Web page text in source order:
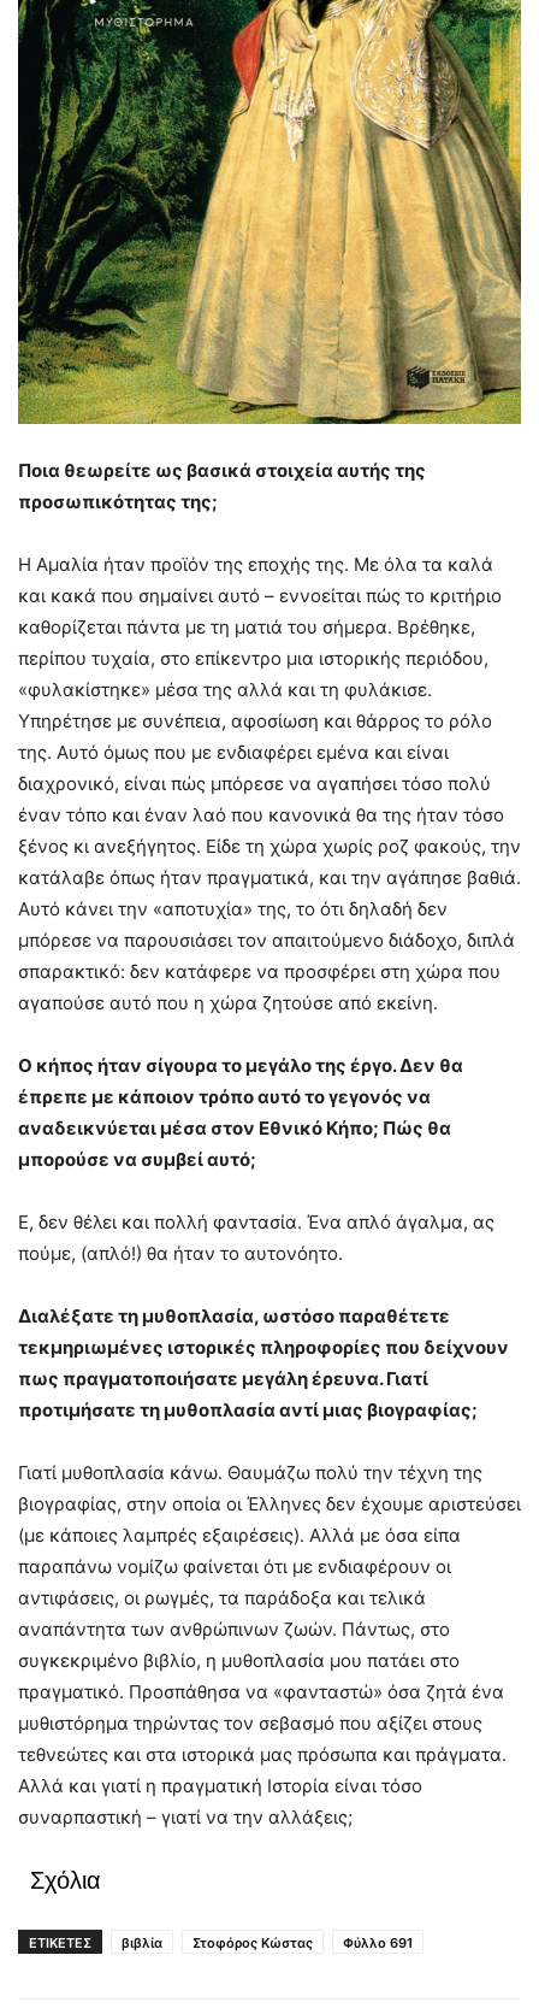
Ποια θεωρείτε ως βασικά στοιχεία αυτής της
προσωπικότητας της;
Η Αμαλία ήταν προϊόν της εποχής της. Με όλα τα καλά
και κακά που σημαίνει αυτό – εννοείται πώς το κριτήριο
καθορίζεται πάντα με τη ματιά του σήμερα. Βρέθηκε,
περίπου τυχαία, στο επίκεντρο μια ιστορικής περιόδου,
«φυλακίστηκε» μέσα της αλλά και τη φυλάκισε.
Υπηρέτησε με συνέπεια, αφοσίωση και θάρρος το ρόλο
της. Αυτό όμως που με ενδιαφέρει εμένα και είναι
διαχρονικό, είναι πώς μπόρεσε να αγαπήσει τόσο πολύ
έναν τόπο και έναν λαό που κανονικά θα της ήταν τόσο
ξένος κι ανεξήγητος. Είδε τη χώρα χωρίς ροζ φακούς, την
κατάλαβε όπως ήταν πραγματικά, και την αγάπησε βαθιά.
Αυτό κάνει την «αποτυχία» της, το ότι δηλαδή δεν
μπόρεσε να παρουσιάσει τον απαιτούμενο διάδοχο, διπλά
σπαρακτικό: δεν κατάφερε να προσφέρει στη χώρα που
αγαπούσε αυτό που η χώρα ζητούσε από εκείνη.
Ο κήπος ήταν σίγουρα το μεγάλο της έργο. Δεν θα
έπρεπε με κάποιον τρόπο αυτό το γεγονός να
αναδεικνύεται μέσα στον Εθνικό Κήπο; Πώς θα
μπορούσε να συμβεί αυτό;
Ε, δεν θέλει και πολλή φαντασία. Ένα απλό άγαλμα, ας
πούμε, (απλό!) θα ήταν το αυτονόητο.
Διαλέξατε τη μυθοπλασία, ωστόσο παραθέτετε
τεκμηριωμένες ιστορικές πληροφορίες που δείχνουν
πως πραγματοποιήσατε μεγάλη έρευνα. Γιατί
προτιμήσατε τη μυθοπλασία αντί μιας βιογραφίας;
Γιατί μυθοπλασία κάνω. Θαυμάζω πολύ την τέχνη της
βιογραφίας, στην οποία οι Έλληνες δεν έχουμε αριστεύσει
(με κάποιες λαμπρές εξαιρέσεις). Αλλά με όσα είπα
παραπάνω νομίζω φαίνεται ότι με ενδιαφέρουν οι
αντιφάσεις, οι ρωγμές, τα παράδοξα και τελικά
αναπάντητα των ανθρώπινων ζωών. Πάντως, στο
συγκεκριμένο βιβλίο, η μυθοπλασία μου πατάει στο
πραγματικό. Προσπάθησα να «φανταστώ» όσα ζητά ένα
μυθιστόρημα τηρώντας τον σεβασμό που αξίζει στους
τεθνεώτες και στα ιστορικά μας πρόσωπα και πράγματα.
Αλλά και γιατί η πραγματική Ιστορία είναι τόσο
συναρπαστική – γιατί να την αλλάξεις;
Σχόλια
ΕΤΙΚΕΤΕΣ βιβλία Στοφόρος Κώστας Φύλλο 691